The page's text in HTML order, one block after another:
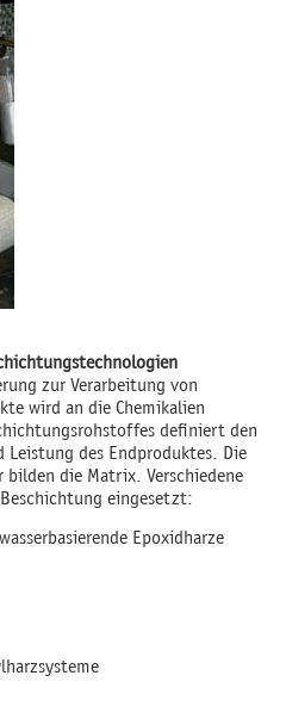
zur Verarbeitung von
wird an die Chemikalien
definiert den
Leistung des Endproduktes. Die
bilden die Matrix. Verschiedene
eingesetzt:
Epoxidharze